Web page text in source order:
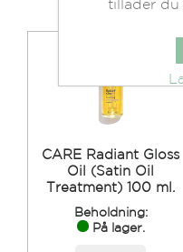
CARE Radiant Gloss
Oil (Satin Oil
Treatment) 100 ml.
Beholdning:
På lager.
tillader du